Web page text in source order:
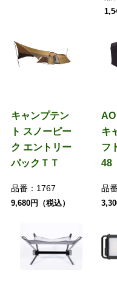
キャンプテン
ト スノーピー
ク エントリー
パックＴＴ
品番： 1767
9,680円（税込）
キ
フ
48
品